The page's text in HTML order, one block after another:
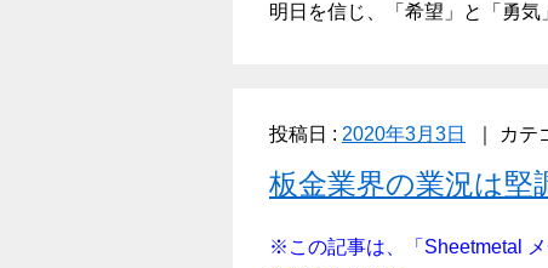
明日を信じ、「希望」と「勇気
投稿日 : 2020年3月3日 カテ
板金業界の業況は堅
※この記事は、「Sheetmetal